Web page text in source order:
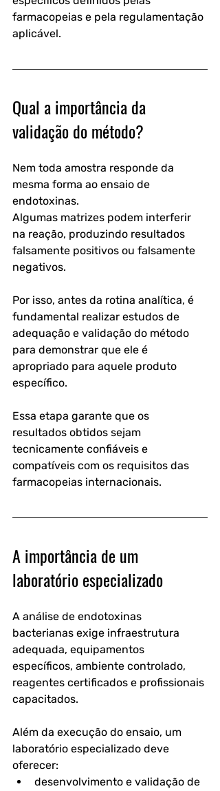
farmacopeias e pela regulamentação
aplicável.
Qual a importância da
validação do método?
Nem toda amostra responde da
mesma forma ao ensaio de
endotoxinas.
Algumas matrizes podem interferir
na reação, produzindo resultados
falsamente positivos ou falsamente
negativos.
Por isso, antes da rotina analítica, é
fundamental realizar estudos de
adequação e validação do método
para demonstrar que ele é
apropriado para aquele produto
específico.
Essa etapa garante que os
resultados obtidos sejam
tecnicamente confiáveis e
compatíveis com os requisitos das
farmacopeias internacionais.
A importância de um
laboratório especializado
A análise de endotoxinas
bacterianas exige infraestrutura
adequada, equipamentos
específicos, ambiente controlado,
reagentes certificados e profissionais
capacitados.
Além da execução do ensaio, um
laboratório especializado deve
oferecer:
desenvolvimento e validação de